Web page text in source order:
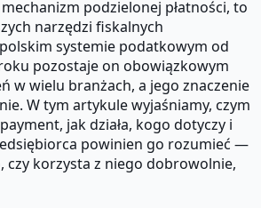
podzielonej płatności, to
narzędzi fiskalnych
systemie podatkowym od
pozostaje on obowiązkowym
w wielu branżach, a jego znaczenie
W tym artykule wyjaśniamy, czym
jak działa, kogo dotyczy i
powinien go rozumieć —
czy korzysta z niego dobrowolnie,